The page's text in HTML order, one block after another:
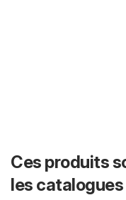
Ces produits
les catalogues